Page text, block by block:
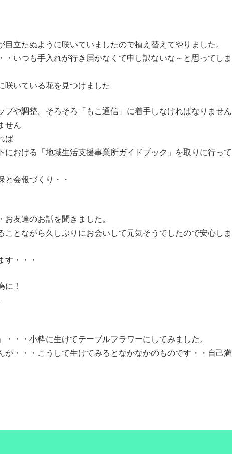
立たぬように咲いていましたので植え替えてやりました。
いつも手入れが行き届かなくて申し訳ないな～と思ってしま
咲いている花を見つけました
プや調整。そろそろ「もこ通信」に着手しなければなりません
せん
ば
における「地域生活支援事業所ガイドブック」を取りに行って
と会報づくり・・
友達のお話を聞きました。
とながら久しぶりにお会いして元気そうでしたので安心しま
す・・・
に！
・・小粋に生けてテーブルフラワーにしてみました。
が・・・こうして生けてみるとなかなかのものです・・自己満